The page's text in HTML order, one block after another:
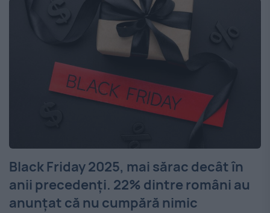
Black Friday 2025, mai sărac decât în
anii precedenți. 22% dintre români au
anunțat că nu cumpără nimic